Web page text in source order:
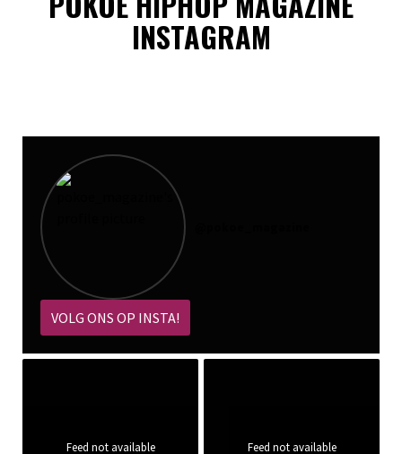
INSTAGRAM
VOLG ONS OP INSTA!
Feed not available Feed not available